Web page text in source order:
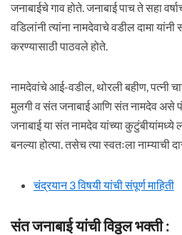
जनाबाईचे गाव होते. जनाबाई पाच ते सहा
वडिलांनी त्यांना नामदेवाचे वडील दामा
करण्यासाठी पाठवले होते.
नामदेवांचे आई-वडील, थोरली बहीण, पत्नी
मुलगी व संत जनाबाई आणि संत नामदेव असे
जनाबाई या संत नामदेव यांच्या
बनल्या होत्या. तसेच त्या स्वतःला नाम्याची
चंद्रयान 3 विषयी यांची संपूर्ण माहिती
संत जनाबाई यांची विठ्ठल भक्ती :